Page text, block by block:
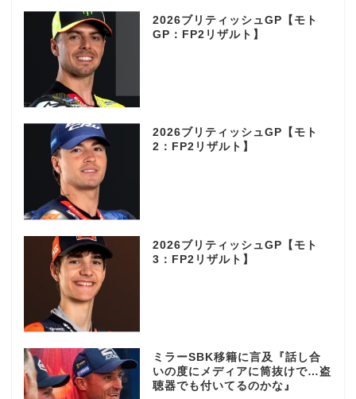
2026ブリティッシュGP【モト
GP：FP2リザルト】
2026ブリティッシュGP【モト
2：FP2リザルト】
2026ブリティッシュGP【モト
3：FP2リザルト】
ミラーSBK移籍に言及『話し合
いの度にメディアに筒抜けで…盗
聴器でも付いてるのかな』